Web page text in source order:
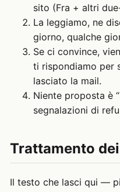
sito (Fra + altri
La leggiamo, ne
giorno, qualche
Se ci convince,
ti rispondiamo per
lasciato la mail.
Niente proposta è
segnalazioni di
Trattamento
Il testo che lasci qui —